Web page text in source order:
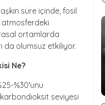
süre içinde, fosil
atmosferdeki
ortamlarda
da olumsuz etkiliyor.
Ne?
%30'unu
seviyesi